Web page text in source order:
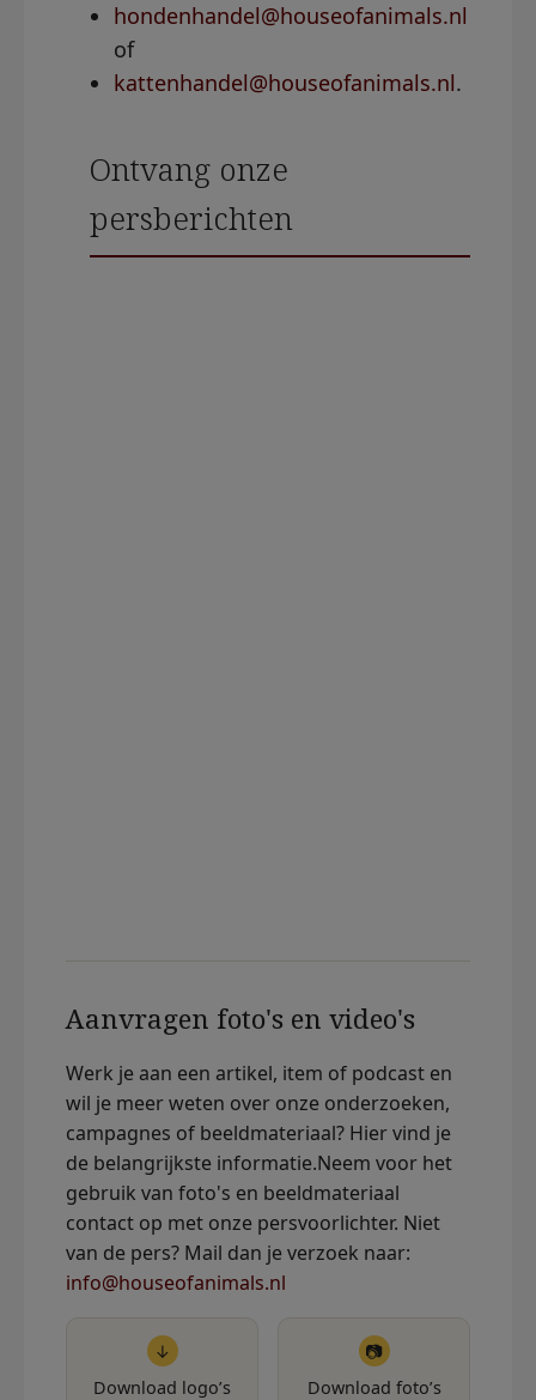
hondenhandel@houseofanimals.nl
of
kattenhandel@houseofanimals.nl.
Ontvang onze
persberichten
Aanvragen foto's en video's
Werk je aan een artikel, item of podcast en
wil je meer weten over onze onderzoeken,
campagnes of beeldmateriaal? Hier vind je
de belangrijkste informatie.Neem voor het
gebruik van foto's en beeldmateriaal
contact op met onze persvoorlichter. Niet
van de pers? Mail dan je verzoek naar:
info@houseofanimals.nl
↓
Download logo’s
📷
Download foto’s